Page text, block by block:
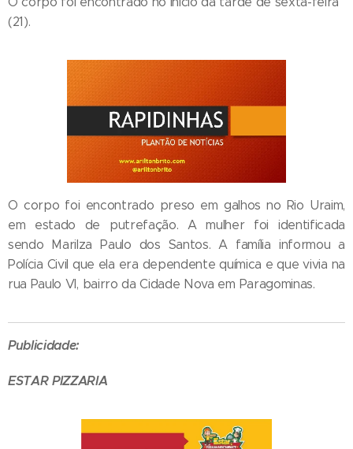
(21).
O corpo foi encontrado preso em galhos no Rio Uraim,
em estado de putrefação. A mulher foi identificada
sendo Marilza Paulo dos Santos. A família informou a
Polícia Civil que ela era dependente química e que vivia na
rua Paulo VI, bairro da Cidade Nova em Paragominas.
Publicidade:
ESTAR PIZZARIA